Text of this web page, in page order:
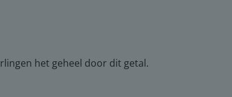
het geheel door dit getal.